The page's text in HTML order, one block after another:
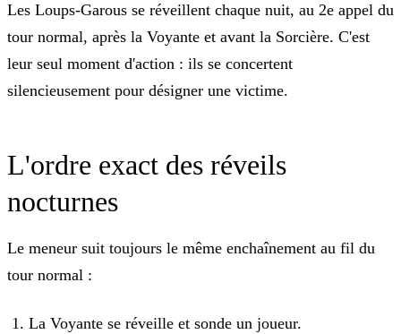
Les Loups-Garous se réveillent chaque nuit, au 2e appel du
tour normal, après la Voyante et avant la Sorcière. C'est
leur seul moment d'action : ils se concertent
silencieusement pour désigner une victime.
L'ordre exact des réveils
nocturnes
Le meneur suit toujours le même enchaînement au fil du
tour normal :
La Voyante se réveille et sonde un joueur.